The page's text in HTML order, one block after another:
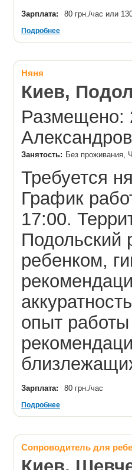
Зарплата: 80 грн./час или
Подробнее
Няня
Киев,
Размещено:
Занятость: Без проживания,
Требуется
График
17:00.
Подольский
ребенком,
опыт
Зарплата: 80 грн./час
Подробнее
Сопроводитель для
Киев,